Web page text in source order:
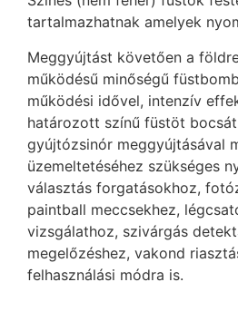
tartalmazhatnak amelyek
Meggyújtást követően a
működésű minőségű
működési idővel, intenzív
határozott színű füstöt
gyújtózsinór meggyújtásával
üzemeltetéséhez szükséges
választás forgatásokhoz,
paintball meccsekhez,
vizsgálathoz, szivárgás
megelőzéshez, vakond
felhasználási módra is.